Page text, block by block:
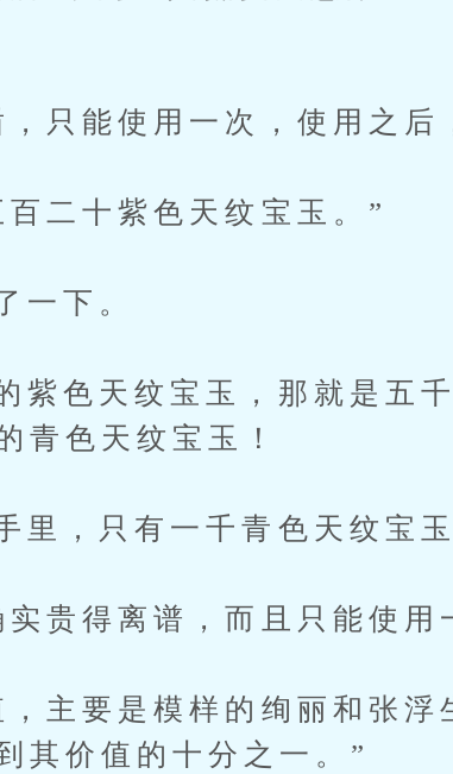
能使用一次，使用之后
十紫色天纹宝玉。”
下。
天纹宝玉，那就是五千
青色天纹宝玉！
只有一千青色天纹宝玉
得离谱，而且只能使用
要是模样的绚丽和张浮
其价值的十分之一。”